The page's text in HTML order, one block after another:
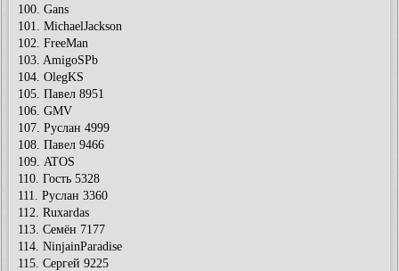
100. Gans
101. MichaelJackson
102. FreeMan
103. AmigoSPb
104. OlegKS
105. Павел 8951
106. GMV
107. Руслан 4999
108. Павел 9466
109. ATOS
110. Гость 5328
111. Руслан 3360
112. Ruxardas
113. Семён 7177
114. NinjainParadise
115. Сергей 9225